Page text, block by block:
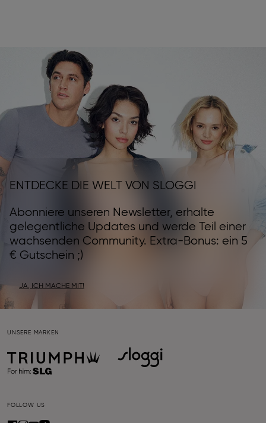
ENTDECKE DIE WELT VON SLOGGI
Abonniere unseren Newsletter, erhalte
gelegentliche Updates und werde Teil einer
wachsenden Community. Extra-Bonus: ein 5
€ Gutschein ;)
JA, ICH MACHE MIT!
UNSERE MARKEN
FOLLOW US